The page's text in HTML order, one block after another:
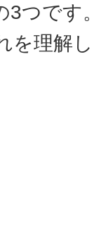
3つです
を理解